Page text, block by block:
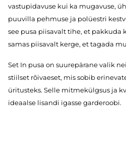
vastupidavuse kui ka mugavuse,
puuvilla pehmuse ja polüestri
see pusa piisavalt tihe, et pakkuda
samas piisavalt kerge, et tagada
Set In pusa on suurepärane valik
stiilset rõivaeset, mis sobib
üritusteks. Selle mitmekülgsus ja
ideaalse lisandi igasse garderoobi.